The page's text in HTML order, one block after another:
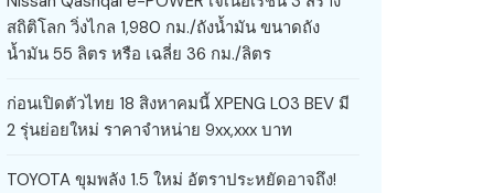
สถิติโลก วิ่งไกล 1,980 กม./ถังน้ำมัน ขนาดถัง
น้ำมัน 55 ลิตร หรือ เฉลี่ย 36 กม./ลิตร
ก่อนเปิดตัวไทย 18 สิงหาคมนี้ XPENG L03 BEV มี
2 รุ่นย่อยใหม่ ราคาจำหน่าย 9xx,xxx บาท
TOYOTA ขุมพลัง 1.5 ใหม่ อัตราประหยัดอาจถึง!